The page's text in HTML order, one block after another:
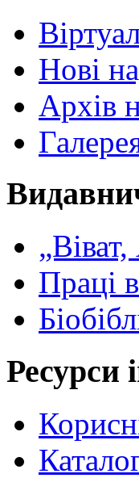
Нові
Архів
Праці
Ресурси